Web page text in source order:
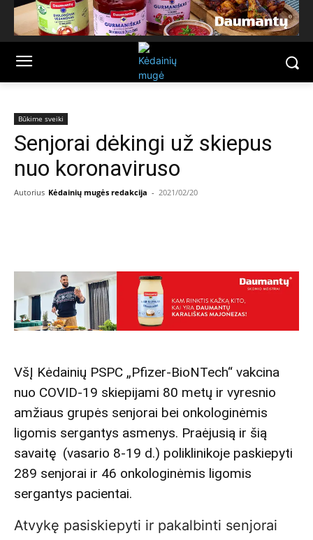
Būkime sveiki
Senjorai dėkingi už skiepus
nuo koronaviruso
Autorius Kėdainių mugės redakcija - 2021/02/20
VšĮ Kėdainių PSPC „Pfizer-BioNTech“ vakcina
nuo COVID-19 skiepijami 80 metų ir vyresnio
amžiaus grupės senjorai bei onkologinėmis
ligomis sergantys asmenys. Praėjusią ir šią
savaitę (vasario 8-19 d.) poliklinikoje paskiepyti
289 senjorai ir 46 onkologinėmis ligomis
sergantys pacientai.
Atvykę pasiskiepyti ir pakalbinti senjorai